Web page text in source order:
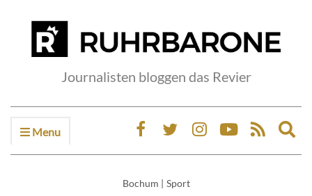
Journalisten bloggen das Revier
Menu
Bochum | Sport